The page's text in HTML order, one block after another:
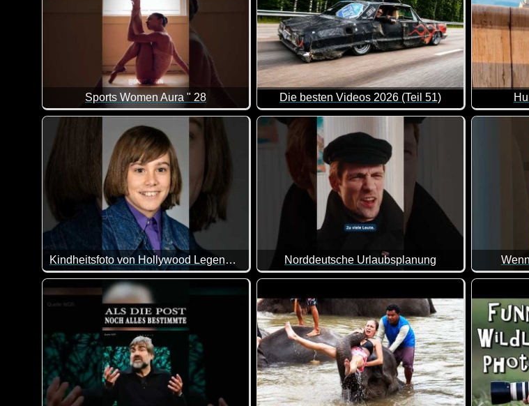
Sports Women Aura " 28
Die besten Videos 2026 (Teil 51)
Eine tolle Zusammenstellung von lustigen Videos.
Die
Kindheitsfoto von Hollywood Legenden der 80er
Norddeutsche Urlaubsplanung
Die Urlaubsplanung ist wohl keine so leichte Sache
Wenn du